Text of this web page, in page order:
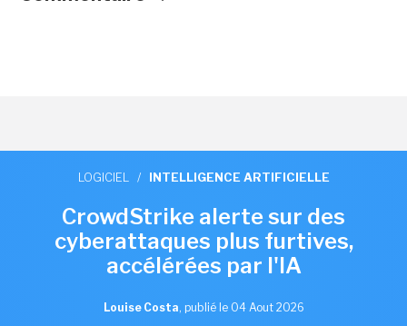
LOGICIEL / INTELLIGENCE ARTIFICIELLE
CrowdStrike alerte sur des
cyberattaques plus furtives,
accélérées par l'IA
Louise Costa, publié le 04 Aout 2026